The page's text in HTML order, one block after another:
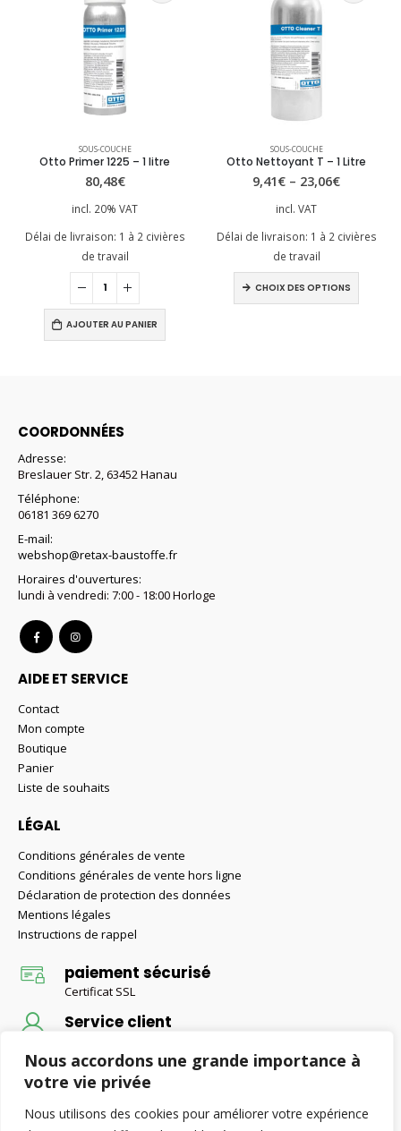
Nous accordons une grande importance à
votre vie privée
Nous utilisons des cookies pour améliorer votre expérience
SOUS-COUCHE
Otto Primer 1225 – 1 litre
80,48€
incl. 20% VAT
Délai de livraison: 1 à 2 civières
de travail
AJOUTER AU PANIER
SOUS-COUCHE
Otto Nettoyant T – 1 Litre
9,41€ – 23,06€
incl. VAT
Délai de livraison: 1 à 2 civières
de travail
CHOIX DES OPTIONS
Ce produit a plusieurs variations. Les options peuvent être choisies sur la page du produit
COORDONNÉES
Adresse:
Breslauer Str. 2, 63452 Hanau
Téléphone:
06181 369 6270
E-mail:
webshop@retax-baustoffe.fr
Horaires d'ouvertures:
lundi à vendredi: 7:00 - 18:00 Horloge
AIDE ET SERVICE
Contact
Mon compte
Boutique
Panier
Liste de souhaits
LÉGAL
Conditions générales de vente
Conditions générales de vente hors ligne
Déclaration de protection des données
Mentions légales
Instructions de rappel
paiement sécurisé
Certificat SSL
Service client
Livraison gratuite
Livraison gratuite pour les commandes supérieures à 50 €